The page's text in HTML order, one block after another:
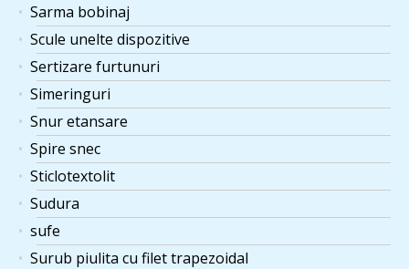
Sarma bobinaj
Scule unelte dispozitive
Sertizare furtunuri
Simeringuri
Snur etansare
Spire snec
Sticlotextolit
Sudura
sufe
Surub piulita cu filet trapezoidal